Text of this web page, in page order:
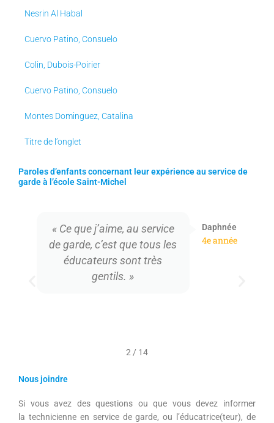
Nesrin Al Habal
Cuervo Patino, Consuelo
Colin, Dubois-Poirier
Cuervo Patino, Consuelo
Montes Dominguez, Catalina
Titre de l’onglet
Paroles d’enfants concernant leur expérience au service de
garde à l’école Saint-Michel
« Ce que j’aime, au service
de garde, c’est que tous les
éducateurs sont très
gentils. »
Daphnée
4e année
2 / 14
Nous joindre
Si vous avez des questions ou que vous devez informer
la technicienne en service de garde, ou l’éducatrice(teur), de